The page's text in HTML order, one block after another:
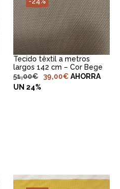
ADICIONAR AO
CARRINHO
Tecido têxtil a metros
largos 142 cm – Cor Bege
51,00€ 39,00€ AHORRA
UN 24%